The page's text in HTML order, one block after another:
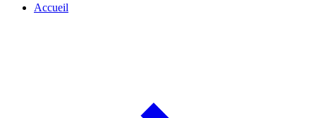
Accueil